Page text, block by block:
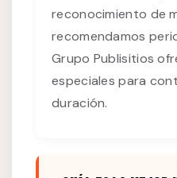
reconocimiento de
recomendamos
Grupo Publisitios
especiales para
duración.